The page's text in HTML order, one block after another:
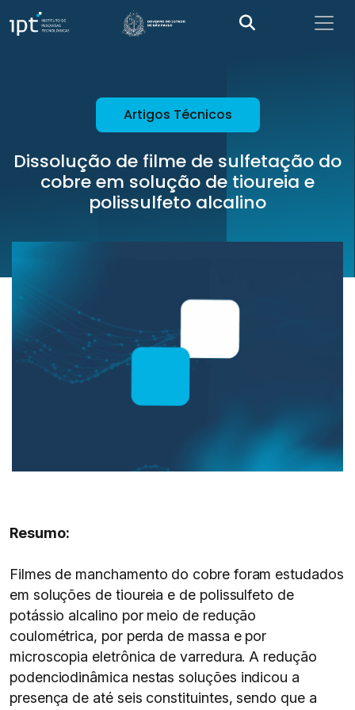
Artigos Técnicos
Dissolução de filme de sulfetação do
cobre em solução de tioureia e
polissulfeto alcalino
Resumo:
Filmes de manchamento do cobre foram estudados
em soluções de tioureia e de polissulfeto de
potássio alcalino por meio de redução
coulométrica, por perda de massa e por
microscopia eletrônica de varredura. A redução
podenciodinâmica nestas soluções indicou a
presença de até seis constituintes, sendo que a